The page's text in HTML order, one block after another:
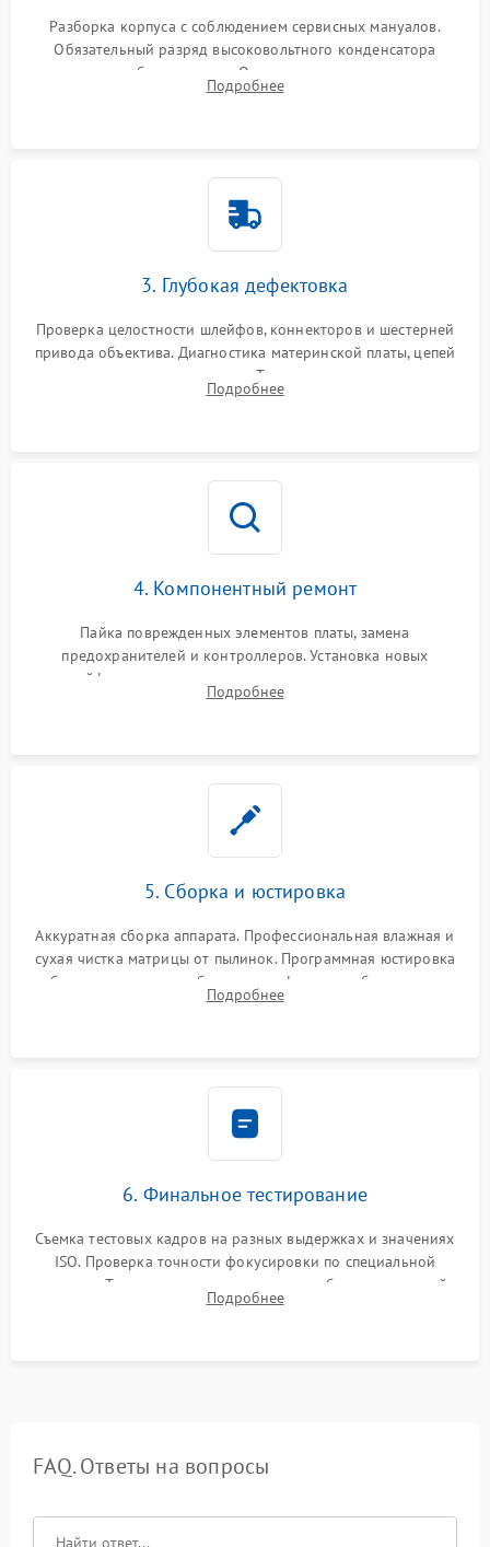
Разборка корпуса с соблюдением сервисных мануалов.
Обязательный разряд высоковольтного конденсатора
вспышки для безопасности. Очистка внутренних узлов от
пыли, песка и следов влаги с помощью спецсредств.
Подробнее
3. Глубокая дефектовка
Проверка целостности шлейфов, коннекторов и шестерней
привода объектива. Диагностика материнской платы, цепей
питания и картоприемника. Тестирование механизма
затвора и блока внутрикамерной стабилизации.
Подробнее
4. Компонентный ремонт
Пайка поврежденных элементов платы, замена
предохранителей и контроллеров. Установка новых
шлейфов, дисплея, механизма затвора или двигателя
автофокуса. Восстановление геометрии тубуса объектива
Подробнее
5. Сборка и юстировка
Аккуратная сборка аппарата. Профессиональная влажная и
сухая чистка матрицы от пылинок. Программная юстировка
рабочего отрезка, калибровка автофокуса, стабилизатора и
экспозамера с помощью сервисного ПО.
Подробнее
6. Финальное тестирование
Съемка тестовых кадров на разных выдержках и значениях
ISO. Проверка точности фокусировки по специальной
мишени. Тест записи на карту памяти, работы встроенной
вспышки, микрофона и всех кнопок управления.
Подробнее
FAQ. Ответы на вопросы